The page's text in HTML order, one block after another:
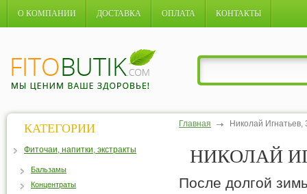
О КОМПАНИИ ДОСТАВКА ОПЛАТА КОНТАКТЫ
Главная Николай Игнатьев,
НИКОЛАЙ
После долгой
КАТЕГОРИИ
Фиточаи, напитки, экстракты
Бальзамы
Концентраты